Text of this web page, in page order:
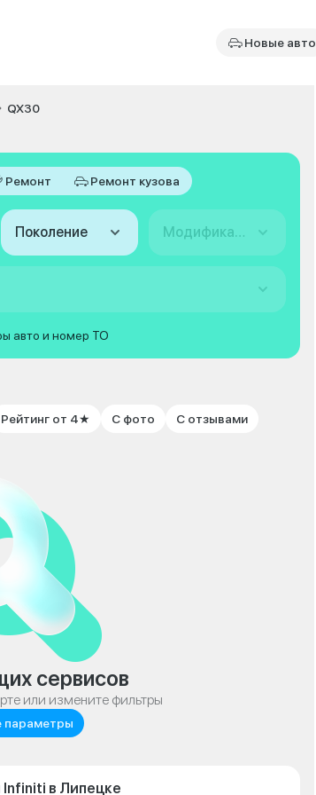
Новые авто
QX30
Ремонт Ремонт кузова
Поколение Модификация
авто и номер ТО
Рейтинг от 4★ С фото С отзывами
сервисов
или измените фильтры
параметры
в Липецке